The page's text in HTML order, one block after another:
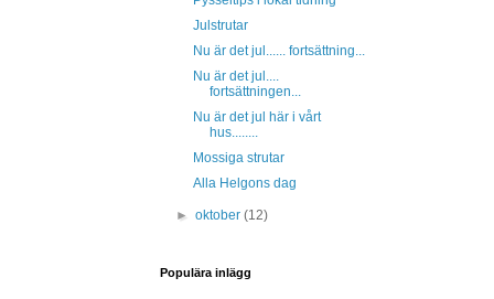
Julstrutar
Nu är det jul...... fortsättning...
Nu är det jul....
fortsättningen...
Nu är det jul här i vårt
hus........
Mossiga strutar
Alla Helgons dag
►oktober(12)
Populära inlägg